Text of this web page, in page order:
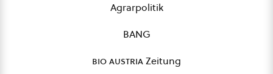
Agrarpolitik
BANG
bio austriaZeitung